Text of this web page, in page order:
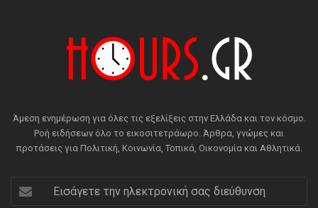
Άμεση ενημέρωση για όλες τις εξελίξεις στην Ελλάδα και τον κόσμο.
Ροή ειδήσεων όλο το εικοσιτετράωρο. Άρθρα, γνώμες και
προτάσεις για Πολιτική, Κοινωνία, Τοπικά, Οικονομία και Αθλητικά.
Εισάγετε
την